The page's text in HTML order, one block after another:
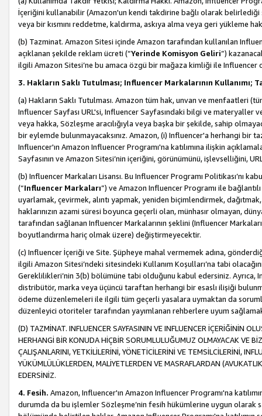
İçeriğini kullanabilir (Amazon'un kendi takdirine bağlı olarak belirlediği
veya bir kısmını reddetme, kaldırma, askıya alma veya geri yükleme
(b) Tazminat. Amazon Sitesi içinde Amazon tarafından kullanılan
açıklanan şekilde reklam ücreti (“Yerinde Komisyon Geliri”)
ilgili Amazon Sitesi’ne bu amaca özgü bir mağaza kimliği ile Influencer
3. Hakların Saklı Tutulması; Influencer Markalarının Kullanımı;
(a) Hakların Saklı Tutulması. Amazon tüm hak, unvan ve menfaatleri
Influencer Sayfası URL'si, Influencer Sayfasındaki bilgi ve materyaller
veya hakka, Sözleşme aracılığıyla veya başka bir şekilde, sahip
bir eylemde bulunmayacaksınız. Amazon, (i) Influencer'a herhangi bir
Influencer'ın Amazon Influencer Programı'na katılımına ilişkin
Sayfasının ve Amazon Sitesi’nin içeriğini, görünümünü, işlevselliğini,
(b) Influencer Markaları Lisansı. Bu Influencer Programı Politikası’nı
(“Influencer Markaları”) ve Amazon Influencer Programı ile
uyarlamak, çevirmek, alıntı yapmak, yeniden biçimlendirmek,
haklarınızın azami süresi boyunca geçerli olan, münhasır olmayan,
tarafından sağlanan Influencer Markalarının şeklini (Influencer
boyutlandırma hariç olmak üzere) değiştirmeyecektir.
(c) Influencer İçeriği ve Site. Şüpheye mahal vermemek adına,
ilgili Amazon Sitesi’ndeki sitesindeki Kullanım Koşulları’na tabi
Gereklilikleri’nin 3(b) bölümüne tabi olduğunu kabul edersiniz. Ayrıca,
distribütör, marka veya üçüncü taraftan herhangi bir esaslı ilişiği
ödeme düzenlemeleri ile ilgili tüm geçerli yasalara uymaktan da
düzenleyici otoriteler tarafından yayımlanan rehberlere uyum
(D) TAZMİNAT. INFLUENCER SAYFASININ VE INFLUENCER İÇERİĞİNİN
HERHANGİ BİR KONUDA HİÇBİR SORUMLULUĞUMUZ OLMAYACAK VE
ÇALIŞANLARINI, YETKİLİLERİNİ, YÖNETİCİLERİNİ VE TEMSİLCİLERİNİ,
YÜKÜMLÜLÜKLERDEN, MALİYETLERDEN VE MASRAFLARDAN
EDERSİNİZ.
4. Fesih. Amazon, Influencer'ın Amazon Influencer Programı'na
durumda da bu işlemler Sözleşme’nin fesih hükümlerine uygun olarak